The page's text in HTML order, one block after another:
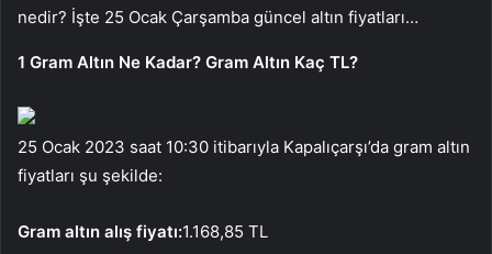
nedir? İşte 25 Ocak Çarşamba güncel altın fiyatları…
1 Gram Altın Ne Kadar? Gram Altın Kaç TL?
25 Ocak 2023 saat 10:30 itibarıyla Kapalıçarşı’da gram altın
fiyatları şu şekilde:
Gram altın alış fiyatı:1.168,85 TL